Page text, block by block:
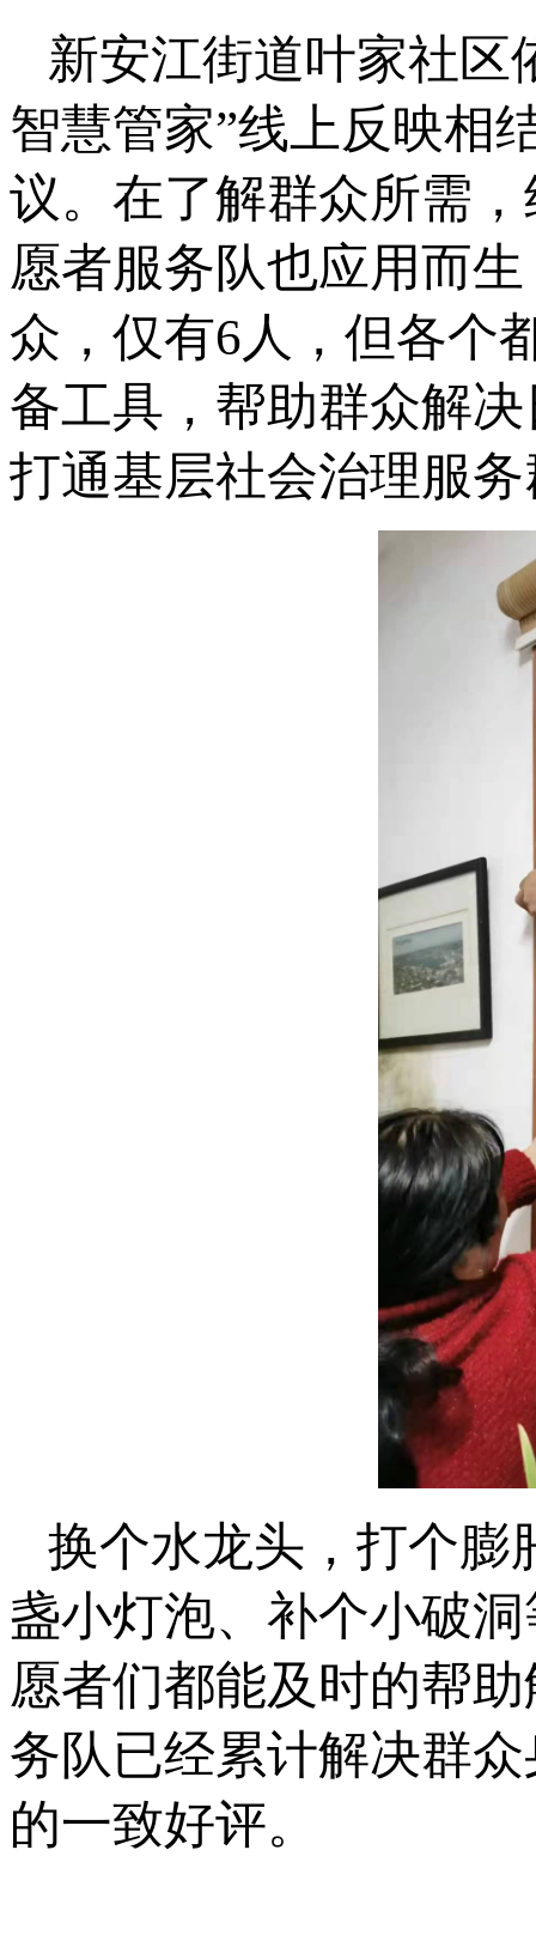
新安江街道叶家社区
智慧管家”线上反映相
议。在了解群众所需
愿者服务队也应用而
众，仅有6人，但各个
备工具，帮助群众解
打通基层社会治理服
换个水龙头，打个膨
盏小灯泡、补个小破
愿者们都能及时的帮
务队已经累计解决群
的一致好评。